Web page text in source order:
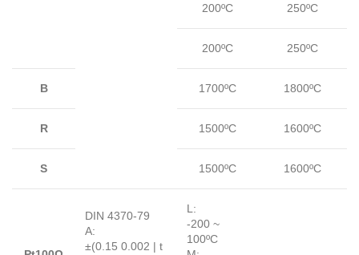
200ºC 250ºC
200ºC 250ºC
B 1700ºC 1800ºC
R 1500ºC 1600ºC
S 1500ºC 1600ºC
DIN 4370-79
A:
±(0.15 0.002 | t
L:
-200 ~
100ºC